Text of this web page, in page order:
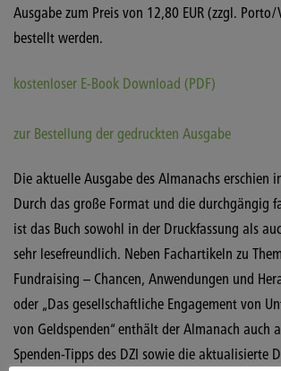
Ausgabe zum Preis von 12,80 EUR (zzgl.
bestellt werden.
kostenloser E-Book Download (PDF)
zur Bestellung der gedruckten Ausgabe
Die aktuelle Ausgabe des Almanachs erschien
Durch das große Format und die durchgängig
ist das Buch sowohl in der Druckfassung als
sehr lesefreundlich. Neben Fachartikeln zu
Fundraising – Chancen, Anwendungen und
oder „Das gesellschaftliche Engagement von
von Geldspenden“ enthält der Almanach auch
Spenden-Tipps des DZI sowie die aktualisierte